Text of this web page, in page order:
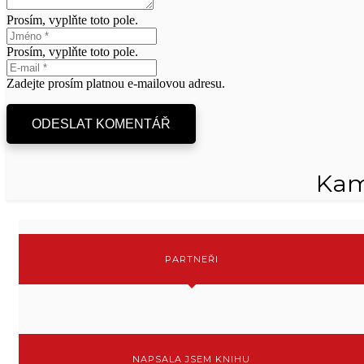
Prosím, vyplňte toto pole.
Prosím, vyplňte toto pole.
Zadejte prosím platnou e-mailovou adresu.
ODESLAT KOMENTÁŘ
PARTNEŘI
NAPSALA JSEM KNIHU